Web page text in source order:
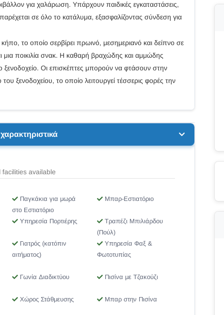
για χαλάρωση. Υπάρχουν παιδικές εγκαταστάσεις,
σε όλο το κατάλυμα, εξασφαλίζοντας σύνδεση για
το οποίο σερβίρει πρωινό, μεσημεριανό και δείπνο σε
ποικιλία σνακ. Η καθαρή βραχώδης και αμμώδης
Οι επισκέπτες μπορούν να φτάσουν στην
ξενοδοχείου, το οποίο λειτουργεί τέσσερις φορές την
facilities available
Παγκάκια για μωρά
στο Εστιατόριο
Μπαρ-Εστιατόριο
Υπηρεσία Πορτιέρης
Τραπέζι Μπιλιάρδου
(Πούλ)
Γιατρός (κατόπιν
αιτήματος)
Υπηρεσία Φαξ &
Φωτοτυπίας
Γωνία Διαδικτύου Πισίνα με Τζακούζι
Χώρος Στάθμευσης Μπαρ στην Πισίνα